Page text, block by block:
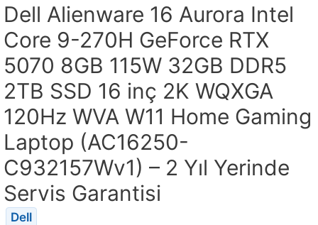
Dell Alienware 16 Aurora Intel
Core 9-270H GeForce RTX
5070 8GB 115W 32GB DDR5
2TB SSD 16 inç 2K WQXGA
120Hz WVA W11 Home Gaming
Laptop (AC16250-
C932157Wv1) – 2 Yıl Yerinde
Servis Garantisi
Dell